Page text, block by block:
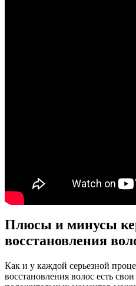
Плюсы и минусы
восстановления
Как и у каждой серьезной
восстановления волос есть